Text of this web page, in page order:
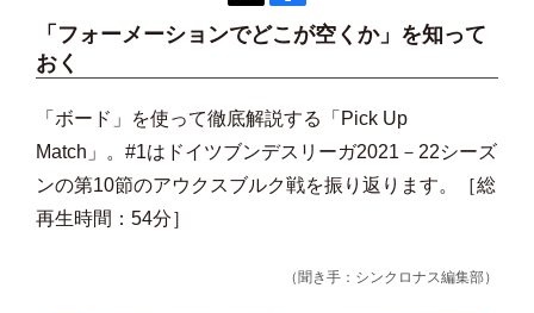
「フォーメーションでどこが空くか」を知って
おく
「ボード」を使って徹底解説する「Pick Up
Match」。#1はドイツブンデスリーガ2021－22シーズ
ンの第10節のアウクスブルク戦を振り返ります。［総
再生時間：54分］
（聞き手：シンクロナス編集部）